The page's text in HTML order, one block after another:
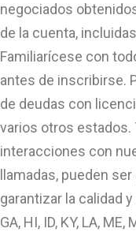
negociados
de la cuenta,
Familiarícese con
antes de inscribirse.
de deudas con
varios otros estados.
interacciones con
llamadas, pueden
garantizar la calidad
GA, HI, ID, KY, LA, ME,